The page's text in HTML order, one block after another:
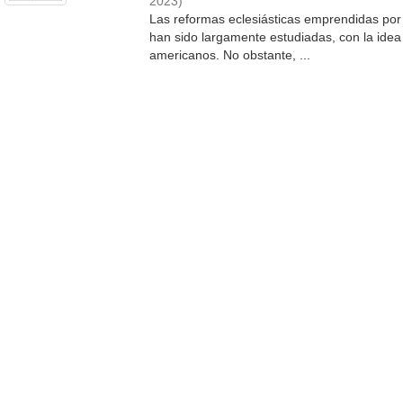
Las reformas eclesiásticas emprendidas
han sido largamente estudiadas, con la
americanos. No obstante, ...